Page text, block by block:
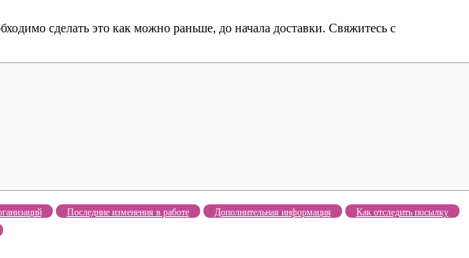
сделать это как можно раньше, до начала доставки. Свяжитесь с
Последние изменения в работе Дополнительная информация
Как отследить посылку